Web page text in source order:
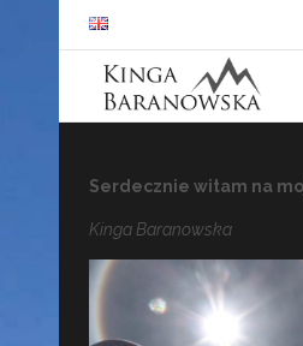
Serdecznie witam na
Kinga Baranowska